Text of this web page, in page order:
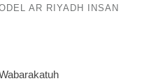
AR RIYADH INSAN